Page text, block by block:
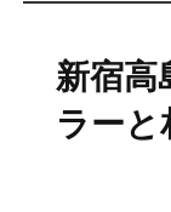
新宿高
ラーと